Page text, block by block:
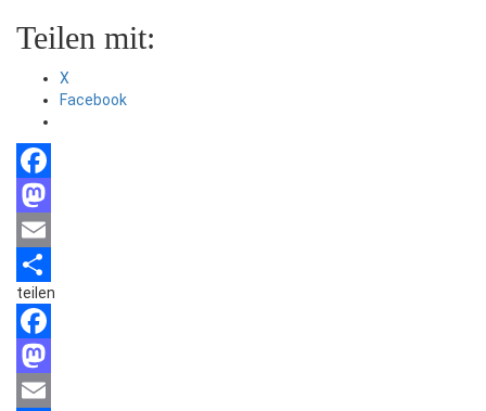
Teilen mit:
X
Facebook
Facebook
Mastodon
Email
Teilen
teilen
Facebook
Mastodon